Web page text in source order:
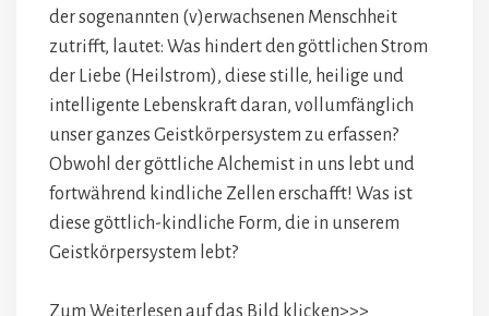
der sogenannten (v)erwachsenen Menschheit
zutrifft, lautet: Was hindert den göttlichen Strom
der Liebe (Heilstrom), diese stille, heilige und
intelligente Lebenskraft daran, vollumfänglich
unser ganzes Geistkörpersystem zu erfassen?
Obwohl der göttliche Alchemist in uns lebt und
fortwährend kindliche Zellen erschafft! Was ist
diese göttlich-kindliche Form, die in unserem
Geistkörpersystem lebt?
Zum Weiterlesen auf das Bild klicken>>>